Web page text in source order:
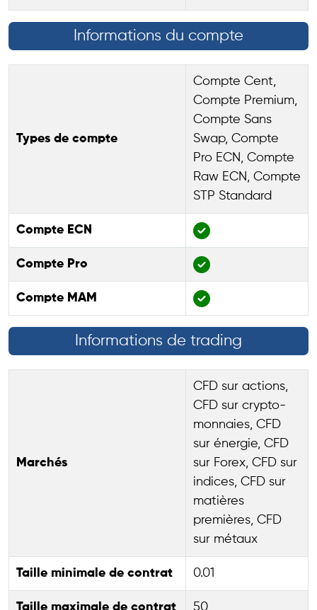
Informations du compte
Types de compte
Compte Cent,
Compte Premium,
Compte Sans
Swap, Compte
Pro ECN, Compte
Raw ECN, Compte
STP Standard
Compte ECN
Compte Pro
Compte MAM
Informations de trading
Marchés
CFD sur actions,
CFD sur crypto-
monnaies, CFD
sur énergie, CFD
sur Forex, CFD sur
indices, CFD sur
matières
premières, CFD
sur métaux
Taille minimale de contrat 0.01
Taille maximale de contrat 50